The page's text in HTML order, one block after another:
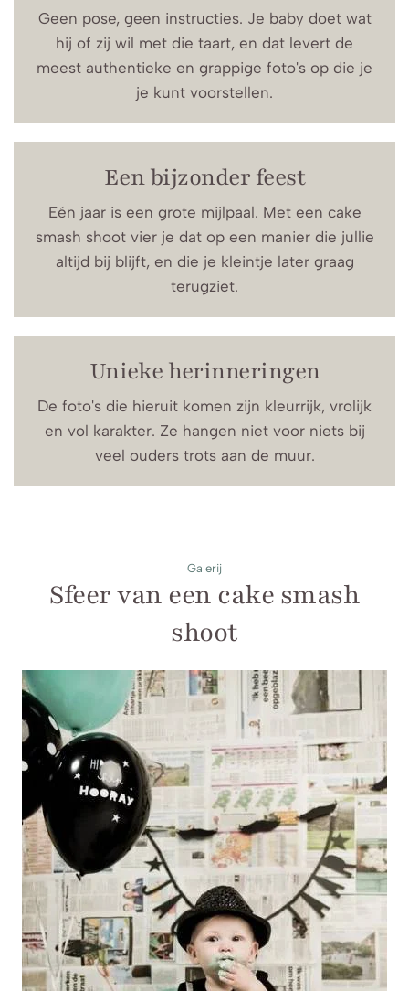
Geen pose, geen instructies. Je baby doet wat
hij of zij wil met die taart, en dat levert de
meest authentieke en grappige foto's op die je
je kunt voorstellen.
Een bijzonder feest
Eén jaar is een grote mijlpaal. Met een cake
smash shoot vier je dat op een manier die jullie
altijd bij blijft, en die je kleintje later graag
terugziet.
Unieke herinneringen
De foto's die hieruit komen zijn kleurrijk, vrolijk
en vol karakter. Ze hangen niet voor niets bij
veel ouders trots aan de muur.
Galerij
Sfeer van een cake smash
shoot